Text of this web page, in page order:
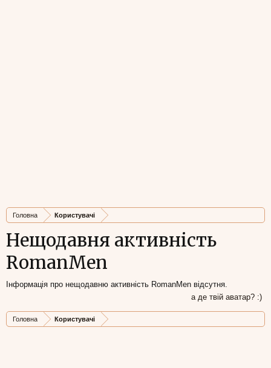
Головна Користувачі
Нещодавня активність
RomanMen
Інформація про нещодавню активність RomanMen відсутня.
а де твій аватар? :)
Головна Користувачі